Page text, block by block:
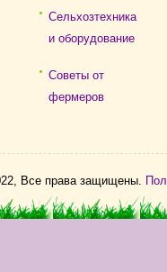
Сельхозтехника
и оборудование
Советы от
фермеров
Все права защищены.